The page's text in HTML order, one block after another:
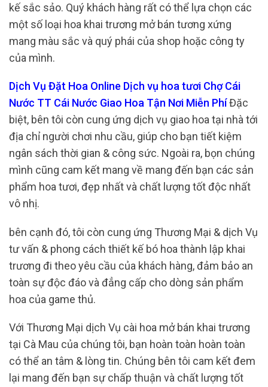
kế sắc sảo. Quý khách hàng rất có thể lựa chọn các
một số loại hoa khai trương mở bán tương xứng
mang màu sắc và quý phái của shop hoặc công ty
của mình.
Dịch Vụ Đặt Hoa Online Dịch vụ hoa tươi Chợ Cái
Nước TT Cái Nước Giao Hoa Tận Nơi Miễn PhíĐặc
biệt, bên tôi còn cung ứng dịch vụ giao hoa tại nhà tới
địa chỉ người chơi nhu cầu, giúp cho bạn tiết kiệm
ngân sách thời gian & công sức. Ngoài ra, bọn chúng
mình cũng cam kết mang về mang đến bạn các sản
phẩm hoa tươi, đẹp nhất và chất lượng tốt độc nhất
vô nhị.
bên cạnh đó, tôi còn cung ứng Thương Mại & dịch Vụ
tư vấn & phong cách thiết kế bó hoa thành lập khai
trương đi theo yêu cầu của khách hàng, đảm bảo an
toàn sự độc đáo và đẳng cấp cho dòng sản phẩm
hoa của game thủ.
Với Thương Mại dịch Vụ cài hoa mở bán khai trương
tại Cà Mau của chúng tôi, bạn hoàn toàn hoàn toàn
có thể an tâm & lòng tin. Chúng bên tôi cam kết đem
lại mang đến bạn sự chấp thuận và chất lượng tốt